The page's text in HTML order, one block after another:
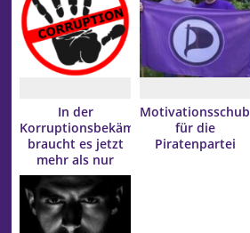
In der
Korruptionsbekämpfung
braucht es jetzt
mehr als nur
Lippenbekenntnisse
Motivationsschub
für die
Piratenpartei